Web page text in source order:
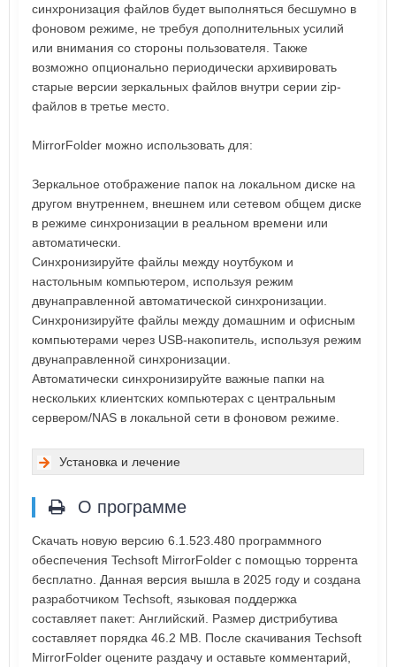
синхронизация файлов будет выполняться бесшумно в
фоновом режиме, не требуя дополнительных усилий
или внимания со стороны пользователя. Также
возможно опционально периодически архивировать
старые версии зеркальных файлов внутри серии zip-
файлов в третье место.
MirrorFolder можно использовать для:
Зеркальное отображение папок на локальном диске на
другом внутреннем, внешнем или сетевом общем диске
в режиме синхронизации в реальном времени или
автоматически.
Синхронизируйте файлы между ноутбуком и
настольным компьютером, используя режим
двунаправленной автоматической синхронизации.
Синхронизируйте файлы между домашним и офисным
компьютерами через USB-накопитель, используя режим
двунаправленной синхронизации.
Автоматически синхронизируйте важные папки на
нескольких клиентских компьютерах с центральным
сервером/NAS в локальной сети в фоновом режиме.
Установка и лечение
О программе
Скачать новую версию 6.1.523.480 программного
обеспечения Techsoft MirrorFolder с помощью торрента
бесплатно. Данная версия вышла в 2025 году и создана
разработчиком Techsoft, языковая поддержка
составляет пакет: Английский. Размер дистрибутива
составляет порядка 46.2 MB. После скачивания Techsoft
MirrorFolder оцените раздачу и оставьте комментарий,